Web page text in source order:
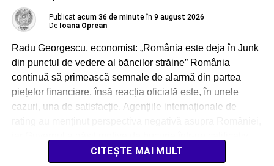
Publicat acum 36 de minute în 9 august 2026
De Ioana Oprean
Radu Georgescu, economist: „România este deja în Junk
din punctul de vedere al băncilor străine” România
continuă să primească semnale de alarmă din partea
piețelor financiare, însă reacția oficială este, în unele
cazuri, una de satisfacție. Agențiile internaționale de
CITEȘTE MAI MULT